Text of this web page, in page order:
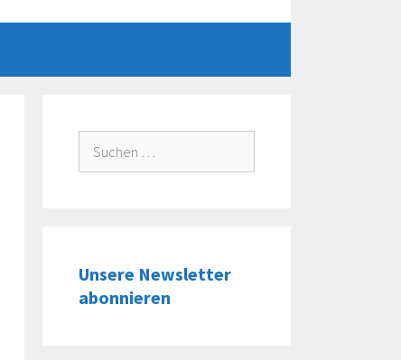
nach:
Unsere Newsletter
abonnieren